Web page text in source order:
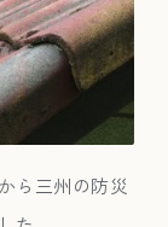
ら三州の防災